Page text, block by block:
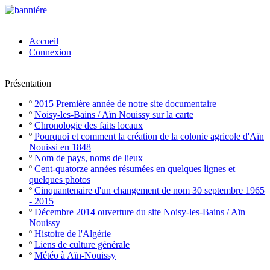
Accueil
Connexion
Présentation
º 2015 Première année de notre site documentaire
º Noisy-les-Bains / Aïn Nouissy sur la carte
º Chronologie des faits locaux
º Pourquoi et comment la création de la colonie agricole d'Aïn
Nouissi en 1848
º Nom de pays, noms de lieux
º Cent-quatorze années résumées en quelques lignes et
quelques photos
º Cinquantenaire d'un changement de nom 30 septembre 1965
- 2015
º Décembre 2014 ouverture du site Noisy-les-Bains / Aïn
Nouissy
º Histoire de l'Algérie
º Liens de culture générale
º Météo à Aïn-Nouissy